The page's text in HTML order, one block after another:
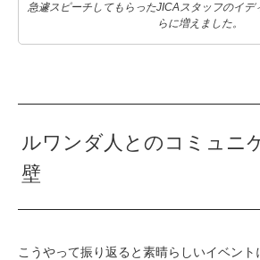
急遽スピーチしてもらったJICAスタッフのイデ
らに増えました。
ルワンダ人とのコミュニ
壁
こうやって振り返ると素晴らしいイベン